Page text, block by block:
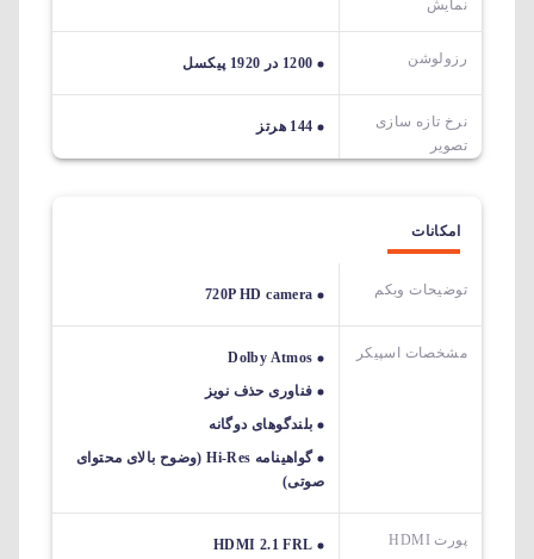
نمایش
رزولوشن 1200 در 1920 پیکسل
نرخ تازه سازی
تصویر
144 هرتز
امکانات
توضیحات وبکم 720P HD camera
مشخصات اسپیکر
Dolby Atmos
فناوری حذف نویز
بلندگوهای دوگانه
گواهینامه Hi-Res (وضوح بالای محتوای
صوتی)
پورت HDMI HDMI 2.1 FRL